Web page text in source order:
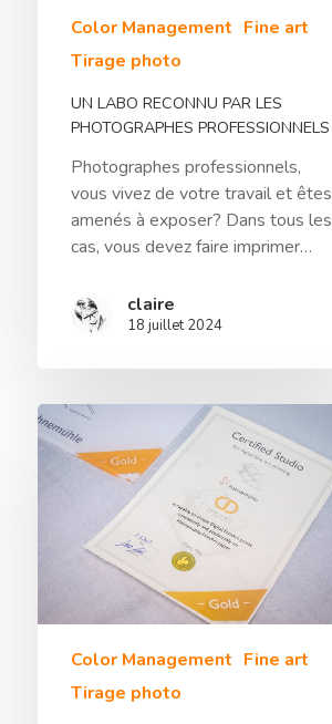
Color Management Fine art
Tirage photo
UN LABO RECONNU PAR LES
PHOTOGRAPHES PROFESSIONNELS
Photographes professionnels,
vous vivez de votre travail et êtes
amenés à exposer? Dans tous les
cas, vous devez faire imprimer…
claire
18 juillet 2024
Color Management Fine art
Tirage photo